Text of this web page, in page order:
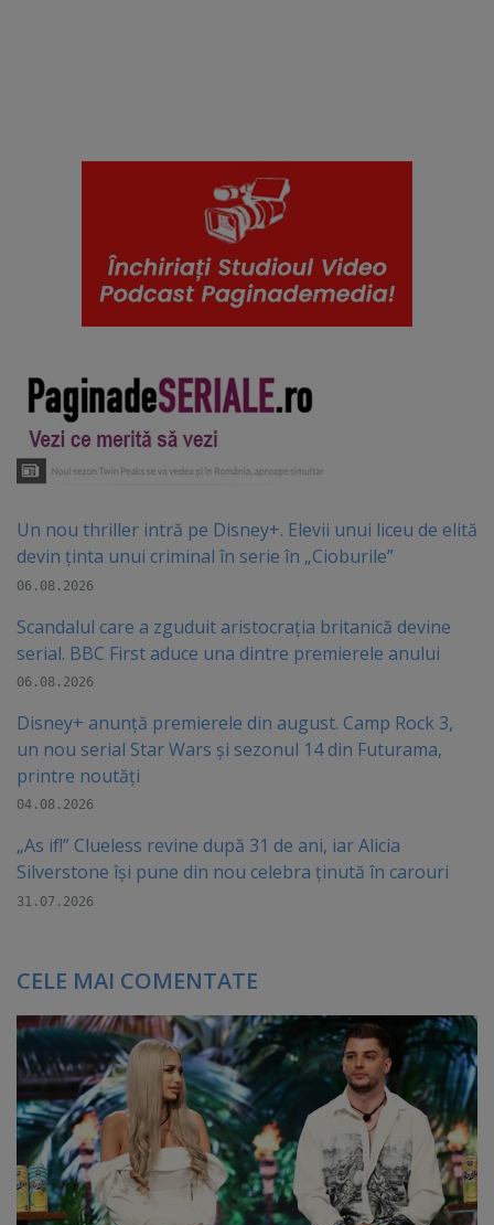
Un nou thriller intră pe Disney+. Elevii unui liceu de elită
devin ținta unui criminal în serie în „Cioburile”
06.08.2026
Scandalul care a zguduit aristocrația britanică devine
serial. BBC First aduce una dintre premierele anului
06.08.2026
Disney+ anunță premierele din august. Camp Rock 3,
un nou serial Star Wars și sezonul 14 din Futurama,
printre noutăți
04.08.2026
„As if!” Clueless revine după 31 de ani, iar Alicia
Silverstone își pune din nou celebra ținută în carouri
31.07.2026
CELE MAI COMENTATE